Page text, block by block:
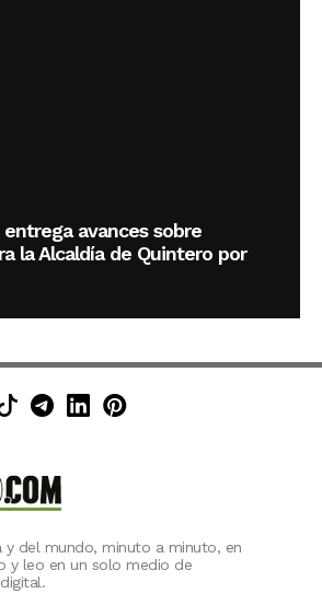
avances sobre
la Alcaldía de Quintero por
en Facebook
en Instagram
en X (Twitter)
Minuto30 en TikTok
Canal de Minuto30 en
Minuto30 en LinkedIn
Minuto30 en
y del mundo, minuto a minuto, en
y leo en un solo medio de